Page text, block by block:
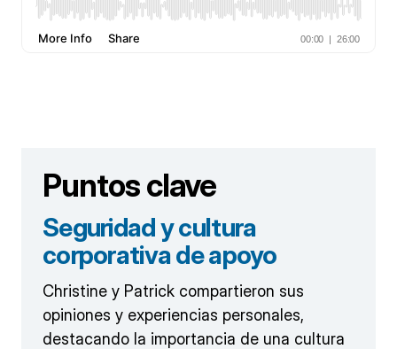
Puntos clave
Seguridad y cultura
corporativa de apoyo
Christine y Patrick compartieron sus
opiniones y experiencias personales,
destacando la importancia de una cultura